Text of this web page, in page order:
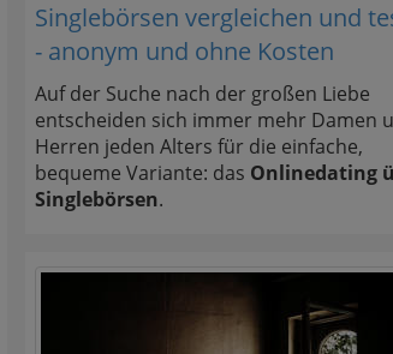
Singlebörsen vergleichen und
- anonym und ohne Kosten
Auf der Suche nach der großen Liebe
entscheiden sich immer mehr Damen
Herren jeden Alters für die einfache,
bequeme Variante: das Onlinedating
Singlebörsen.